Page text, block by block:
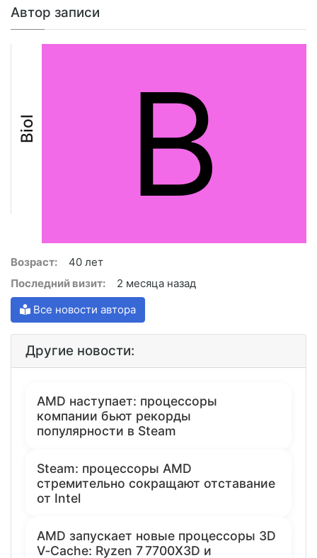
Автор записи
Biol B
Возраст:
40 лет
Последний визит:
2 месяца назад
Все новости автора
Другие новости:
AMD наступает: процессоры
компании бьют рекорды
популярности в Steam
Steam: процессоры AMD
стремительно сокращают отставание
от Intel
AMD запускает новые процессоры 3D
V‑Cache: Ryzen 7 7700X3D и